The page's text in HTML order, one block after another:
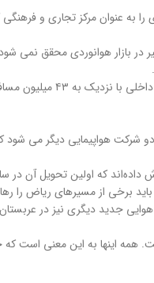
را به عنوان مرکز تجاری و
بازار هوانوردی محقق نمی
هدف چشم انداز ۲۰۳۰ رسیدن به ۳۰۰ میلیون مسافر هوایی است که ۱۰۰ میلیون نفر از آنها
شرکت هواپیمایی دیگر می شود
برخی از مسیرهای ریاض را
هوایی جدید دیگری نیز در
برسد. پس از همه‌گیری، این کمبود شدیدتر شده است. همه اینها